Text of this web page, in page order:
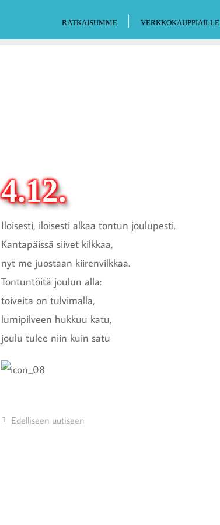
RATKAISUMME VERKKOKAUPPIAILLE
4.12.
Iloisesti, iloisesti alkaa tontun joulupesti.
Kantapäissä siivet kilkkaa,
nyt me juostaan kiirenvilkkaa.
Tontuntöitä joulun alla:
toiveita on tulvimalla,
lumipilveen hukkuu katu,
joulu tulee niin kuin satu
Edelliseen uutiseen